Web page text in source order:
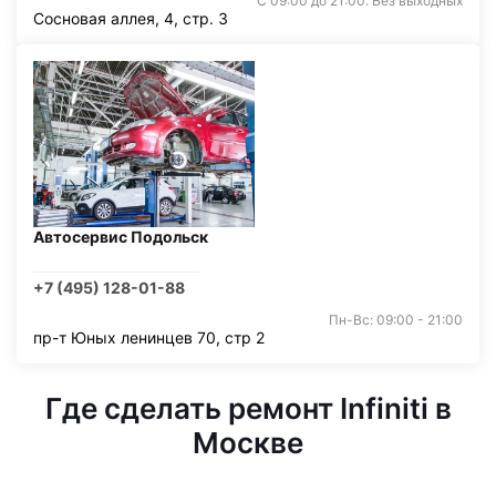
Сосновая аллея, 4, стр. 3
Автосервис Подольск
+7 (495) 128-01-88
Пн-Вс: 09:00 - 21:00
пр-т Юных ленинцев 70, стр 2
Где сделать ремонт Infiniti в
Москве